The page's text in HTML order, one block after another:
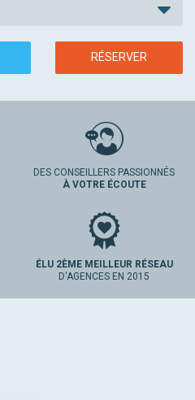
RÉSERVER
DES CONSEILLERS PASSIONNÉS
À VOTRE ÉCOUTE
ÉLU 2ÈME MEILLEUR RÉSEAU
D'AGENCES EN 2015